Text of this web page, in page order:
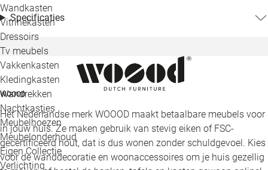
Wandkasten
Vitrinekasten
Dressoirs
Tv meubels
Vakkenkasten
Kledingkasten
Wandrekken
Nachtkastjes
Meubelhoezen
Meubelonderhoud
Eigen Collectie
Verlichting
Specificaties
WOOOD
Het Nederlandse merk WOOOD maakt betaalbare meubels voor
in jouw huis. Ze maken gebruik van stevig eiken of FSC-
gecertificeerd hout, dat is dus wonen zonder schuldgevoel. Kies
voor de wanddecoratie en woonaccessoires om je huis gezellig